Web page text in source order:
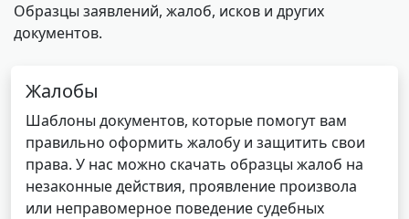
Образцы заявлений, жалоб, исков и других
документов.
Жалобы
Шаблоны документов, которые помогут вам
правильно оформить жалобу и защитить свои
права. У нас можно скачать образцы жалоб на
незаконные действия, проявление произвола
или неправомерное поведение судебных